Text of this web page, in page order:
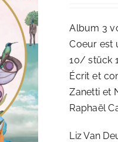
Album 3
Coeur est
10/ stück
Écrit et
Zanetti et
Raphaël
Liz Van